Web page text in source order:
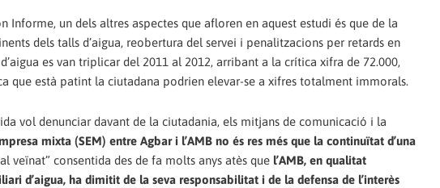
Informe, un dels altres aspectes que afloren en aquest estudi és que de la
dels talls d’aigua, reobertura del servei i penalitzacions per retards en
es van triplicar del 2011 al 2012, arribant a la crítica xifra de 72.000,
que està patint la ciutadana podrien elevar-se a xifres totalment immorals.
vol denunciar davant de la ciutadania, els mitjans de comunicació i la
mixta (SEM) entre Agbar i l’AMB no és res més que la continuïtat d’una
veïnat” consentida des de fa molts anys atès que l’AMB, en qualitat
d’aigua, ha dimitit de la seva responsabilitat i de la defensa de l’interès